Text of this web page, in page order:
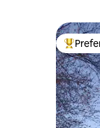
Entre